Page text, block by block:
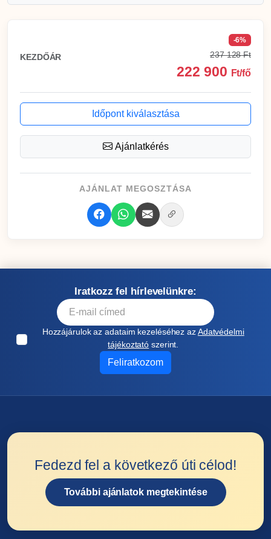
KEZDŐÁR
-6%
237 128 Ft
222 900 Ft/fő
Időpont kiválasztása
Ajánlatkérés
AJÁNLAT MEGOSZTÁSA
Iratkozz fel hírlevelünkre:
Hozzájárulok az adataim kezeléséhez azAdatvédelmi
tájékoztató szerint.
Feliratkozom
Fedezd fel a következő úti célod!
További ajánlatok megtekintése